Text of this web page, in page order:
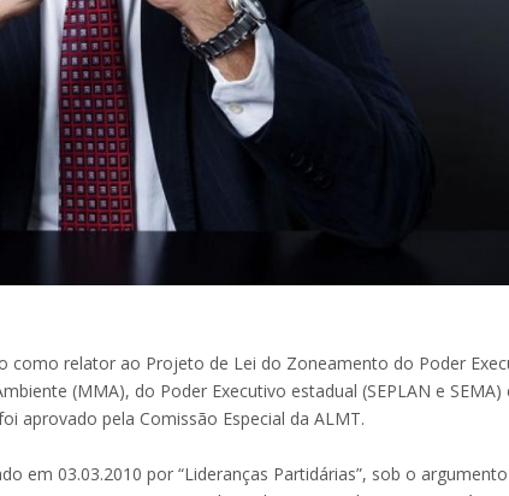
como relator ao Projeto de Lei do Zoneamento do Poder
(MMA), do Poder Executivo estadual (SEPLAN e SEMA)
aprovado pela Comissão Especial da ALMT.
em 03.03.2010 por “Lideranças Partidárias”, sob o